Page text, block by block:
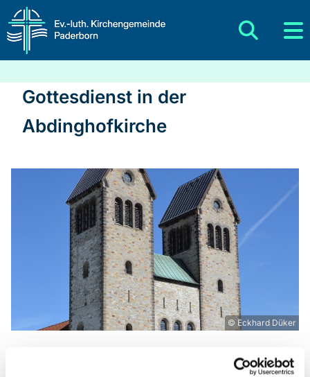
Gottesdienst in der
Abdinghofkirche
© Eckhard Düker